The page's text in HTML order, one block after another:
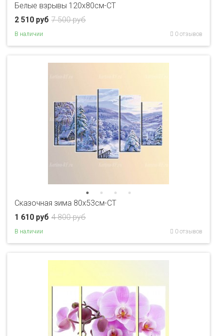
Белые взрывы 120х80см-CT
7 500 руб
2 510 руб
В наличии 0 отзывов
Сказочная зима 80x53см-CT
4 800 руб
1 610 руб
В наличии 0 отзывов